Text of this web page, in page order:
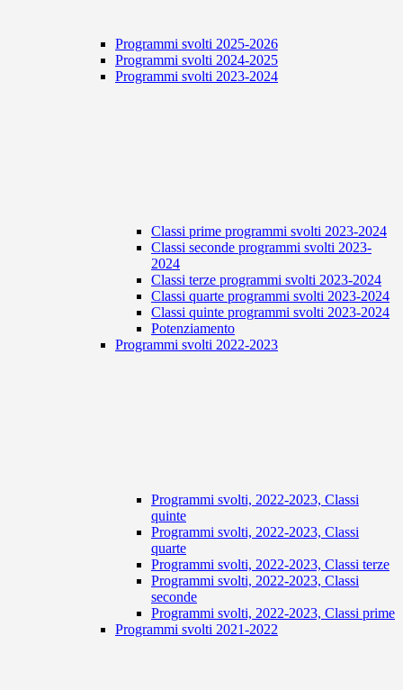
Programmi svolti 2025-2026
Programmi svolti 2024-2025
Programmi svolti 2023-2024
Classi prime programmi svolti 2023-2024
Classi seconde programmi svolti 2023-
2024
Classi terze programmi svolti 2023-2024
Classi quarte programmi svolti 2023-2024
Classi quinte programmi svolti 2023-2024
Potenziamento
Programmi svolti 2022-2023
Programmi svolti, 2022-2023, Classi
quinte
Programmi svolti, 2022-2023, Classi
quarte
Programmi svolti, 2022-2023, Classi terze
Programmi svolti, 2022-2023, Classi
seconde
Programmi svolti, 2022-2023, Classi prime
Programmi svolti 2021-2022